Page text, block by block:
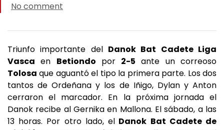
No comment
Triunfo importante del Danok Bat Cadete Liga
Vasca en Betiondo por 2-5 ante un correoso
Tolosa que aguantó el tipo la primera parte. Los dos
tantos de Ordeñana y los de Iñigo, Dylan y Anton
cerraron el marcador. En la próxima jornada el
Danok recibe al Gernika en Mallona. El sábado, a las
13 horas. Por otro lado, el Danok Bat Cadete de